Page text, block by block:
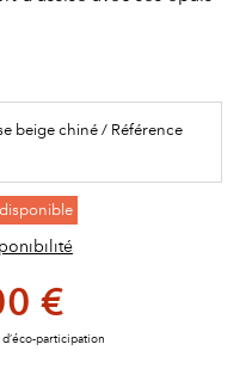
beige chiné / Référence
€
participation